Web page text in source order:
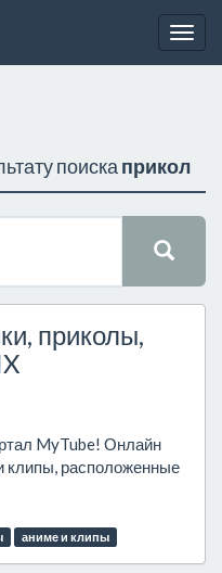
поиска прикол
приколы,
MyTube! Онлайн
клипы, расположенные
аниме и клипы